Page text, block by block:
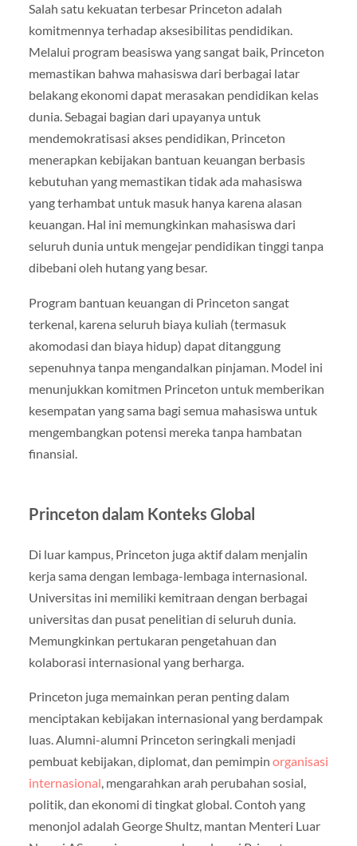
Salah satu kekuatan terbesar Princeton adalah
komitmennya terhadap aksesibilitas pendidikan.
Melalui program beasiswa yang sangat baik, Princeton
memastikan bahwa mahasiswa dari berbagai latar
belakang ekonomi dapat merasakan pendidikan kelas
dunia. Sebagai bagian dari upayanya untuk
mendemokratisasi akses pendidikan, Princeton
menerapkan kebijakan bantuan keuangan berbasis
kebutuhan yang memastikan tidak ada mahasiswa
yang terhambat untuk masuk hanya karena alasan
keuangan. Hal ini memungkinkan mahasiswa dari
seluruh dunia untuk mengejar pendidikan tinggi tanpa
dibebani oleh hutang yang besar.
Program bantuan keuangan di Princeton sangat
terkenal, karena seluruh biaya kuliah (termasuk
akomodasi dan biaya hidup) dapat ditanggung
sepenuhnya tanpa mengandalkan pinjaman. Model ini
menunjukkan komitmen Princeton untuk memberikan
kesempatan yang sama bagi semua mahasiswa untuk
mengembangkan potensi mereka tanpa hambatan
finansial.
Princeton dalam Konteks Global
Di luar kampus, Princeton juga aktif dalam menjalin
kerja sama dengan lembaga-lembaga internasional.
Universitas ini memiliki kemitraan dengan berbagai
universitas dan pusat penelitian di seluruh dunia.
Memungkinkan pertukaran pengetahuan dan
kolaborasi internasional yang berharga.
Princeton juga memainkan peran penting dalam
menciptakan kebijakan internasional yang berdampak
luas. Alumni-alumni Princeton seringkali menjadi
pembuat kebijakan, diplomat, dan pemimpin organisasi
internasional , mengarahkan arah perubahan sosial,
politik, dan ekonomi di tingkat global. Contoh yang
menonjol adalah George Shultz, mantan Menteri Luar